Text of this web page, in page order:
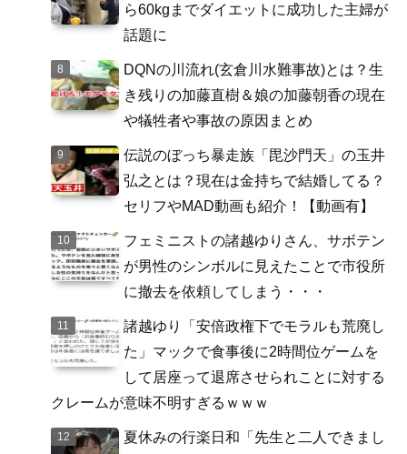
ら60kgまでダイエットに成功した主婦が
話題に
DQNの川流れ(玄倉川水難事故)とは？生
き残りの加藤直樹＆娘の加藤朝香の現在
や犠牲者や事故の原因まとめ
伝説のぼっち暴走族「毘沙門天」の玉井
弘之とは？現在は金持ちで結婚してる？
セリフやMAD動画も紹介！【動画有】
フェミニストの諸越ゆりさん、サボテン
が男性のシンボルに見えたことで市役所
に撤去を依頼してしまう・・・
諸越ゆり「安倍政権下でモラルも荒廃し
た」マックで食事後に2時間位ゲームを
して居座って退席させられことに対する
クレームが意味不明すぎるｗｗｗ
夏休みの行楽日和「先生と二人できまし